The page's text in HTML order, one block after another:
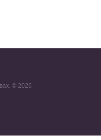
© 2026